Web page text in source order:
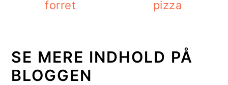
forret pizza
SE MERE INDHOLD PÅ
BLOGGEN